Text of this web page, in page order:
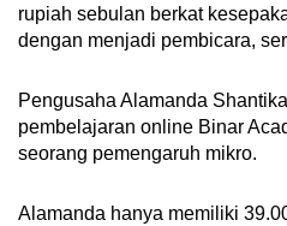
rupiah sebulan berkat
dengan menjadi pembicara,
Pengusaha Alamanda
pembelajaran online Binar
seorang pemengaruh mikro.
Alamanda hanya memiliki